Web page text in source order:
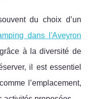
du choix d’un
dans l'Aveyron
à la diversité de
il est essentiel
l’emplacement,